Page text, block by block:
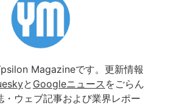
Magazineです。更新情報
と Googleニュース をごらん
・ウェブ記事および業界レポー